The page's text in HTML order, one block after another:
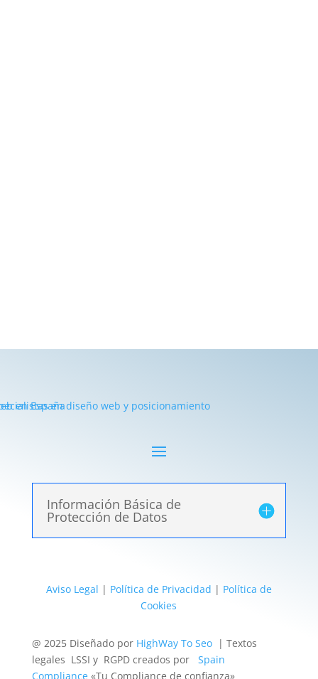
Información Básica de
Protección de Datos
Aviso Legal | Política de Privacidad | Política de
Cookies
@ 2025 Diseñado por HighWay To Seo| Textos
legales LSSI y RGPD creados por Spain
Compliance«Tu Compliance de confianza»